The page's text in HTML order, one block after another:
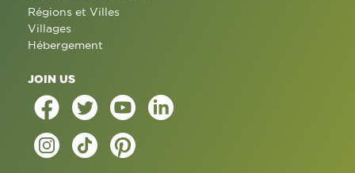
Régions et Villes
Villages
Hébergement
JOIN US